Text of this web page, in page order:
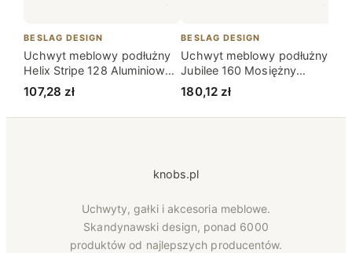
BESLAG DESIGN
Uchwyt meblowy podłużny
Helix Stripe 128 Aluminiowy
Ciemny Brąz
107,28 zł
BESLAG DESIGN
Uchwyt meblowy podłużny
Jubilee 160 Mosiężny
Nielakierowany
180,12 zł
knobs.pl
Uchwyty, gałki i akcesoria meblowe.
Skandynawski design, ponad 6000
produktów od najlepszych producentów.